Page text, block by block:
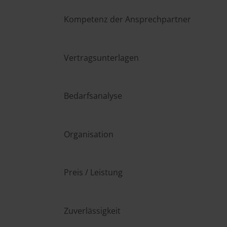
Kompetenz der Ansprechpartner
Vertragsunterlagen
Bedarfsanalyse
Organisation
Preis / Leistung
Zuverlässigkeit